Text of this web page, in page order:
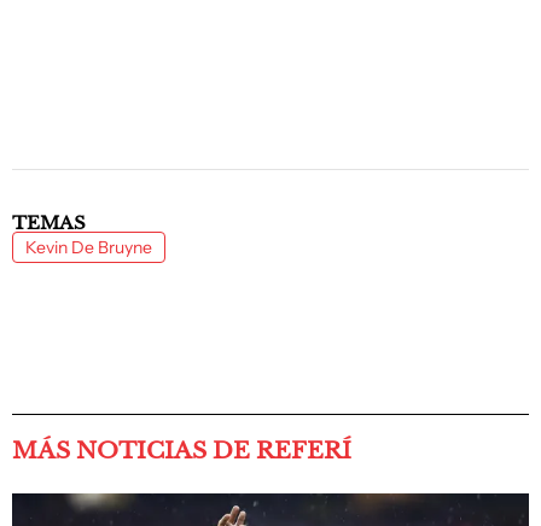
TEMAS
Kevin De Bruyne
MÁS NOTICIAS DE REFERÍ